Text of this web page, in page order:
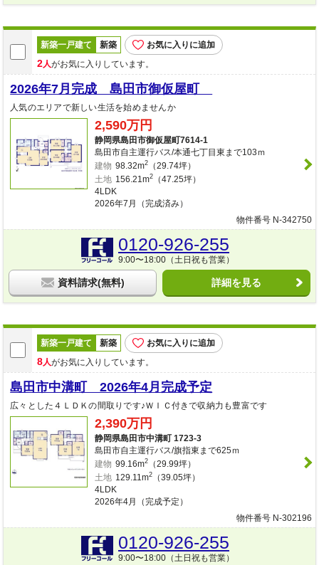
新築一戸建て 新築 お気に入りに追加
2人がお気に入りしています。
2026年7月完成 島田市御仮屋町
人気のエリアで新しい生活を始めませんか
2,590万円
静岡県島田市御仮屋町7614-1
島田市自主運行バス/本通七丁目東まで103ｍ
建物 98.32m2（29.74坪）
土地 156.21m2（47.25坪）
4LDK
2026年7月（完成済み）
物件番号 N-342750
0120-926-255
9:00〜18:00（土日祝も営業）
資料請求(無料) 詳細を見る
新築一戸建て 新築 お気に入りに追加
8人がお気に入りしています。
島田市中溝町 2026年4月完成予定
広々とした４ＬＤＫの間取りです♪ＷＩＣ付きで収納力も豊富です
2,390万円
静岡県島田市中溝町 1723-3
島田市自主運行バス/旗指東まで625ｍ
建物 99.16m2（29.99坪）
土地 129.11m2（39.05坪）
4LDK
2026年4月（完成予定）
物件番号 N-302196
0120-926-255
9:00〜18:00（土日祝も営業）